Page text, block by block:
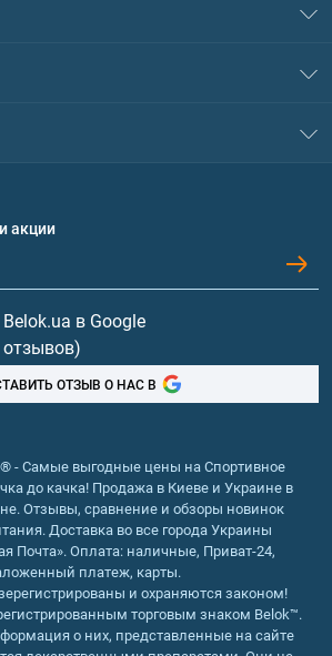
кислоты
акции
в Google
отзывов)
ОТЗЫВ О НАС В
- Самые выгодные цены на Спортивное
до качка! Продажа в Киеве и Украине в
Отзывы, сравнение и обзоры новинок
Доставка во все города Украины
Почта». Оплата: наличные, Приват-24,
платеж, карты.
и охраняются законом!
торговым знаком Belok™.
о них, представленные на сайте